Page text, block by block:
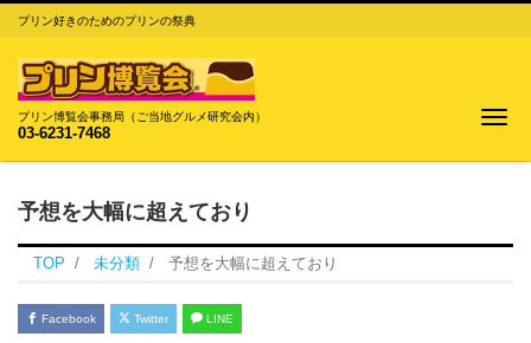
プリン好きのためのプリンの祭典
プリン博覧会事務局（ご当地グルメ研究会内）
03-6231-7468
予想を大幅に超えており
TOP 未分類 予想を大幅に超えており
Facebook Twitter LINE